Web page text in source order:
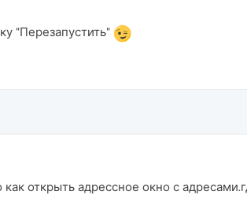
"Перезапустить"
открыть адрессное окно с